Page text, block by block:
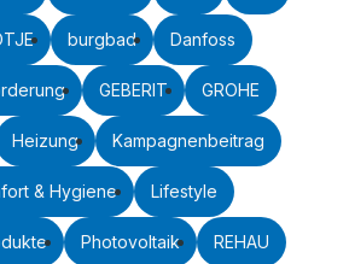
burgbad Danfoss
GEBERIT GROHE
Heizung Kampagnenbeitrag
& Hygiene Lifestyle
Photovoltaik REHAU